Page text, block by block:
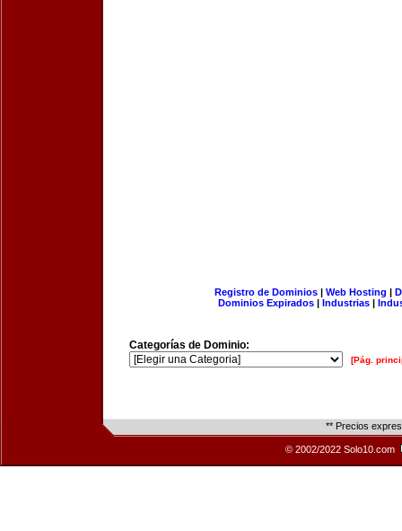
Registro de Dominios| Web Hosting |
Dominios Expirados | Industrias |
Categorías de Dominio:
[Pág.
** Precios
© 2002/2022 Solo10.com